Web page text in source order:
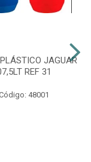
JAGUAR
REF 31
48001